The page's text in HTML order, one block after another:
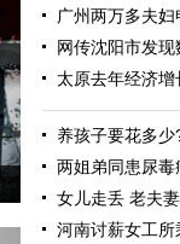
广州两万多夫妇
网传沈阳市发
太原去年经济
养孩子要花多
两姐弟同患尿
女儿走丢 老夫
河南讨薪女工